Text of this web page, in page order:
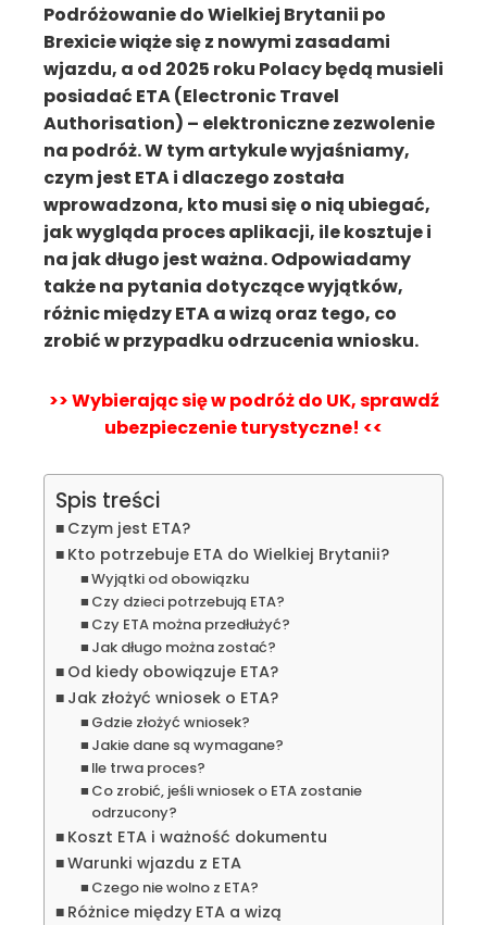
Podróżowanie do Wielkiej Brytanii po
Brexicie wiąże się z nowymi zasadami
wjazdu, a od 2025 roku Polacy będą musieli
posiadać ETA (Electronic Travel
Authorisation) – elektroniczne zezwolenie
na podróż. W tym artykule wyjaśniamy,
czym jest ETA i dlaczego została
wprowadzona, kto musi się o nią ubiegać,
jak wygląda proces aplikacji, ile kosztuje i
na jak długo jest ważna. Odpowiadamy
także na pytania dotyczące wyjątków,
różnic między ETA a wizą oraz tego, co
zrobić w przypadku odrzucenia wniosku.
>> Wybierając się w podróż do UK, sprawdź
ubezpieczenie turystyczne! <<
Spis treści
Czym jest ETA?
Kto potrzebuje ETA do Wielkiej Brytanii?
Wyjątki od obowiązku
Czy dzieci potrzebują ETA?
Czy ETA można przedłużyć?
Jak długo można zostać?
Od kiedy obowiązuje ETA?
Jak złożyć wniosek o ETA?
Gdzie złożyć wniosek?
Jakie dane są wymagane?
Ile trwa proces?
Co zrobić, jeśli wniosek o ETA zostanie
odrzucony?
Koszt ETA i ważność dokumentu
Warunki wjazdu z ETA
Czego nie wolno z ETA?
Różnice między ETA a wizą